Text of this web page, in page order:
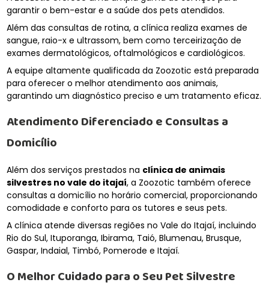
garantir o bem-estar e a saúde dos pets atendidos.
Além das consultas de rotina, a clínica realiza exames de
sangue, raio-x e ultrassom, bem como terceirização de
exames dermatológicos, oftalmológicos e cardiológicos.
A equipe altamente qualificada da Zoozotic está preparada
para oferecer o melhor atendimento aos animais,
garantindo um diagnóstico preciso e um tratamento eficaz.
Atendimento Diferenciado e Consultas a
Domicílio
Além dos serviços prestados na clínica de animais
silvestres no vale do itajaí, a Zoozotic também oferece
consultas a domicílio no horário comercial, proporcionando
comodidade e conforto para os tutores e seus pets.
A clínica atende diversas regiões no Vale do Itajaí, incluindo
Rio do Sul, Ituporanga, Ibirama, Taió, Blumenau, Brusque,
Gaspar, Indaial, Timbó, Pomerode e Itajaí.
O Melhor Cuidado para o Seu Pet Silvestre